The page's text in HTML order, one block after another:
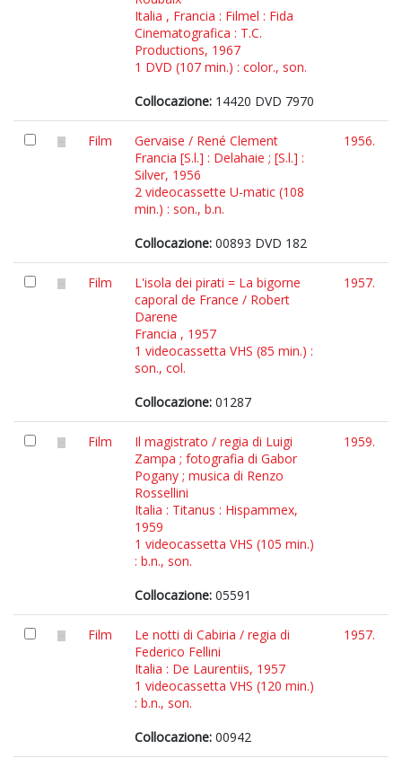
Italia , Francia : Filmel : Fida
Cinematografica : T.C.
Productions, 1967
1 DVD (107 min.) : color., son.
Collocazione: 14420 DVD 7970
Film
Gervaise / René Clement
Francia [S.l.] : Delahaie ; [S.l.] :
Silver, 1956
2 videocassette U-matic (108
min.) : son., b.n.
Collocazione: 00893 DVD 182
1956.
Film
L'isola dei pirati = La bigorne
caporal de France / Robert
Darene
Francia , 1957
1 videocassetta VHS (85 min.) :
son., col.
Collocazione: 01287
1957.
Film
Il magistrato / regia di Luigi
Zampa ; fotografia di Gabor
Pogany ; musica di Renzo
Rossellini
Italia : Titanus : Hispammex,
1959
1 videocassetta VHS (105 min.)
: b.n., son.
Collocazione: 05591
1959.
Film
Le notti di Cabiria / regia di
Federico Fellini
Italia : De Laurentiis, 1957
1 videocassetta VHS (120 min.)
: b.n., son.
Collocazione: 00942
1957.